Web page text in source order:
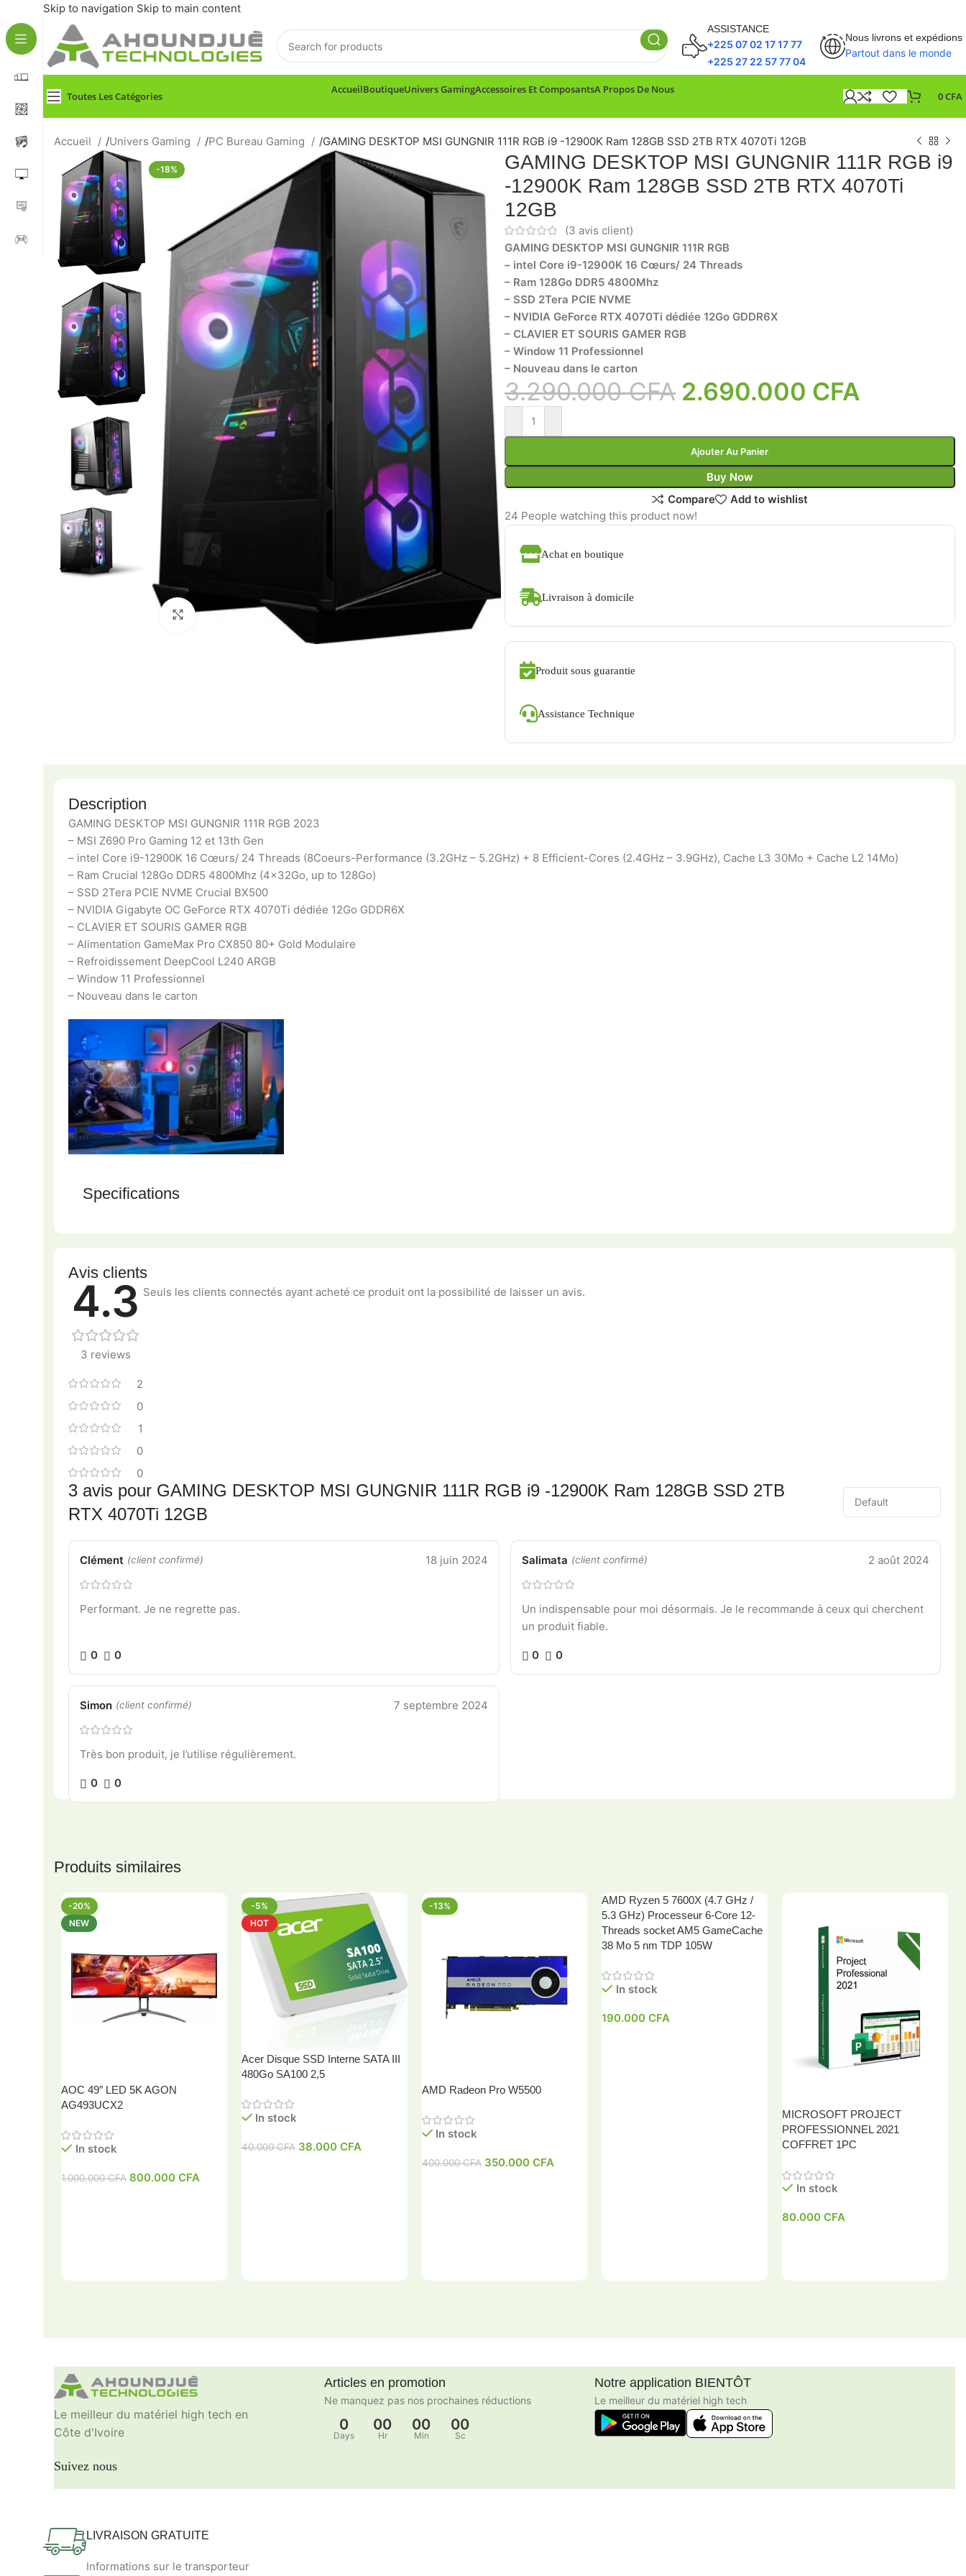
Skip to navigation Skip to main content
ASSISTANCE
+225 07 02 17 17 77
+225 27 22 57 77 04
Nous livrons et expédions
Partout dans le monde
Toutes Les Catégories
AccueilBoutiqueUnivers GamingAccessoires Et ComposantsA Propos De Nous
0CFA
Accueil /Univers Gaming /PC Bureau Gaming /GAMING DESKTOP MSI GUNGNIR 111R RGB i9 -12900K Ram 128GB SSD 2TB RTX 4070Ti 12GB
-18%
Click to enlarge
GAMING DESKTOP MSI GUNGNIR 111R RGB i9
-12900K Ram 128GB SSD 2TB RTX 4070Ti
12GB
(3 avis client)
GAMING DESKTOP MSI GUNGNIR 111R RGB
– intel Core i9-12900K 16 Cœurs/ 24 Threads
– Ram 128Go DDR5 4800Mhz
– SSD 2Tera PCIE NVME
– NVIDIA GeForce RTX 4070Ti dédiée 12Go GDDR6X
– CLAVIER ET SOURIS GAMER RGB
– Window 11 Professionnel
– Nouveau dans le carton
3.290.000CFA 2.690.000 CFA
Ajouter Au Panier
Buy Now
Compare
Add to wishlist
24 People watching this product now!
Achat en boutique
Livraison à domicile
Produit sous guarantie
Assistance Technique
Description
GAMING DESKTOP MSI GUNGNIR 111R RGB 2023
– MSI Z690 Pro Gaming 12 et 13th Gen
– intel Core i9-12900K 16 Cœurs/ 24 Threads (8Coeurs-Performance (3.2GHz – 5.2GHz) + 8 Efficient-Cores (2.4GHz – 3.9GHz), Cache L3 30Mo + Cache L2 14Mo)
– Ram Crucial 128Go DDR5 4800Mhz (4x32Go, up to 128Go)
– SSD 2Tera PCIE NVME Crucial BX500
– NVIDIA Gigabyte OC GeForce RTX 4070Ti dédiée 12Go GDDR6X
– CLAVIER ET SOURIS GAMER RGB
– Alimentation GameMax Pro CX850 80+ Gold Modulaire
– Refroidissement DeepCool L240 ARGB
– Window 11 Professionnel
– Nouveau dans le carton
Specifications
Avis clients
4.3
3 reviews
2
0
1
0
0
3 avis pour GAMING DESKTOP MSI GUNGNIR 111R RGB i9 -12900K Ram 128GB SSD 2TB
RTX 4070Ti 12GB
Clément (client confirmé) 18 juin 2024
Performant. Je ne regrette pas.
0 0
Salimata (client confirmé) 2 août 2024
Un indispensable pour moi désormais. Je le recommande à ceux qui cherchent
un produit fiable.
0 0
Simon (client confirmé) 7 septembre 2024
Très bon produit, je l’utilise régulièrement.
0 0
Seuls les clients connectés ayant acheté ce produit ont la possibilité de laisser un avis.
Produits similaires
-20%
NEW
AOC 49″ LED 5K AGON
AG493UCX2
In stock
1.000.000CFA 800.000 CFA
-5%
HOT
Acer Disque SSD Interne SATA III
480Go SA100 2,5
In stock
40.000CFA 38.000 CFA
-13%
AMD Radeon Pro W5500
In stock
400.000CFA 350.000 CFA
HOT
AMD Ryzen 5 7600X (4.7 GHz /
5.3 GHz) Processeur 6-Core 12-
Threads socket AM5 GameCache
38 Mo 5 nm TDP 105W
In stock
190.000CFA
MICROSOFT PROJECT
PROFESSIONNEL 2021
COFFRET 1PC
In stock
80.000CFA
Le meilleur du matériel high tech en
Côte d'Ivoire
Suivez nous
Articles en promotion
Ne manquez pas nos prochaines réductions
0
Days
00
Hr
00
Min
00
Sc
Notre application BIENTÔT
Le meilleur du matériel high tech
LIVRAISON GRATUITE
Informations sur le transporteur